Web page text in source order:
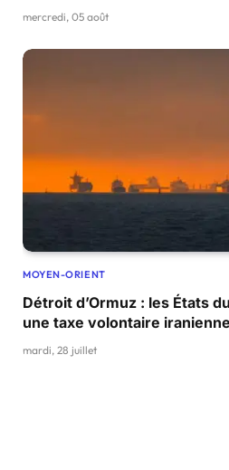
mercredi, 05 août
MOYEN-ORIENT
Détroit d’Ormuz : les États
une taxe volontaire iranienne
mardi, 28 juillet